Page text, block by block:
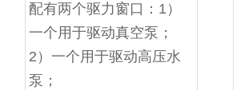
配有两个驱力窗口：1）
一个用于驱动真空泵；
2）一个用于驱动高压水
泵；